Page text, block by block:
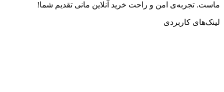
ماست. تجربه‌ی امن و راحت خرید آنلاین مانی تقدیم شما!
لینک‌های کاربردی